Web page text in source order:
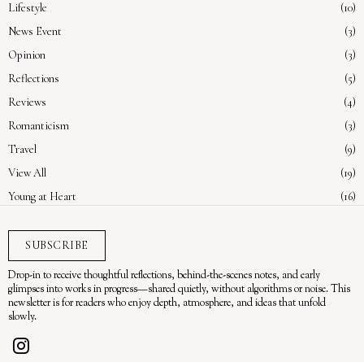
Lifestyle
10
News Event
3
Opinion
3
Reflections
5
Reviews
4
Romanticism
3
Travel
9
View All
19
Young at Heart
16
SUBSCRIBE
Drop-in to receive thoughtful reflections, behind-the-scenes notes, and early
glimpses into works in progress—shared quietly, without algorithms or noise. This
newsletter is for readers who enjoy depth, atmosphere, and ideas that unfold
slowly.